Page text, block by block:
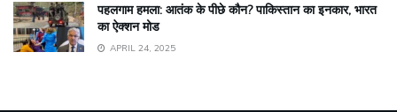
पहलगाम हमला: आतंक के पीछे कौन? पाकिस्तान का इनकार, भारत
का ऐक्शन मोड
APRIL 24, 2025